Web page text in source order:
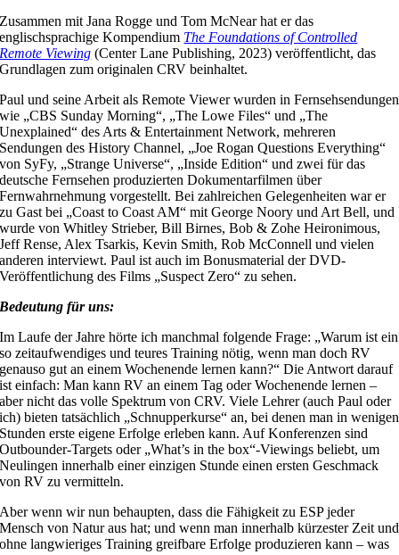
Zusammen mit Jana Rogge und Tom McNear hat er das
englischsprachige Kompendium The Foundations of Controlled
Remote Viewing (Center Lane Publishing, 2023) veröffentlicht, das
Grundlagen zum originalen CRV beinhaltet.
Paul und seine Arbeit als Remote Viewer wurden in Fernsehsendungen
wie „CBS Sunday Morning“, „The Lowe Files“ und „The
Unexplained“ des Arts & Entertainment Network, mehreren
Sendungen des History Channel, „Joe Rogan Questions Everything“
von SyFy, „Strange Universe“, „Inside Edition“ und zwei für das
deutsche Fernsehen produzierten Dokumentarfilmen über
Fernwahrnehmung vorgestellt. Bei zahlreichen Gelegenheiten war er
zu Gast bei „Coast to Coast AM“ mit George Noory und Art Bell, und
wurde von Whitley Strieber, Bill Birnes, Bob & Zohe Heironimous,
Jeff Rense, Alex Tsarkis, Kevin Smith, Rob McConnell und vielen
anderen interviewt. Paul ist auch im Bonusmaterial der DVD-
Veröffentlichung des Films „Suspect Zero“ zu sehen.
Bedeutung für uns:
Im Laufe der Jahre hörte ich manchmal folgende Frage: „Warum ist ein
so zeitaufwendiges und teures Training nötig, wenn man doch RV
genauso gut an einem Wochenende lernen kann?“ Die Antwort darauf
ist einfach: Man kann RV an einem Tag oder Wochenende lernen –
aber nicht das volle Spektrum von CRV. Viele Lehrer (auch Paul oder
ich) bieten tatsächlich „Schnupperkurse“ an, bei denen man in wenigen
Stunden erste eigene Erfolge erleben kann. Auf Konferenzen sind
Outbounder-Targets oder „What’s in the box“-Viewings beliebt, um
Neulingen innerhalb einer einzigen Stunde einen ersten Geschmack
von RV zu vermitteln.
Aber wenn wir nun behaupten, dass die Fähigkeit zu ESP jeder
Mensch von Natur aus hat; und wenn man innerhalb kürzester Zeit und
ohne langwieriges Training greifbare Erfolge produzieren kann – was